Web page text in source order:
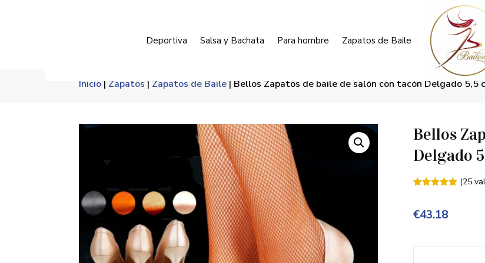
Deportiva Salsa y Bachata Para hombre Zapatos de Baile
Inicio | Zapatos | Zapatos de Baile | Bellos Zapatos de baile de salón con tacón Delgado 5,5
Bellos
Delgado
5 en base
a
(25
€43.18